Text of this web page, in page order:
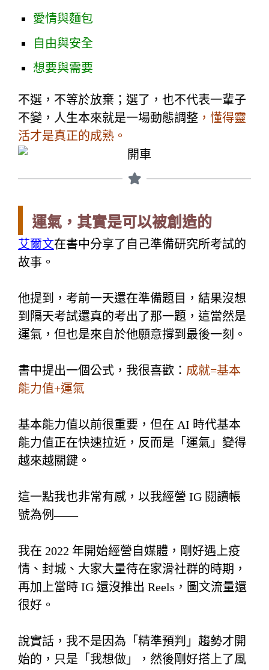
愛情與麵包
自由與安全
想要與需要
不選，不等於放棄；選了，也不代表一輩子
不變， 人生本來就是一場動態調整 ，懂得靈
活才是真正的成熟。
運氣，其實是可以被創造的
艾爾文在書中分享了自己準備研究所考試的
故事。
他提到，考前一天還在準備題目， 結果沒想
到隔天考試還真的考出了那一題， 這當然是
運氣，但也是來自於他願意撐到最後一刻。
書中提出一個公式，我很喜歡： 成就=基本
能力值+運氣
基本能力值以前很重要，但在 AI 時代基本
能力值正在快速拉近， 反而是「運氣」變得
越來越關鍵。
這一點我也非常有感，以我經營 IG 閱讀帳
號為例——
我在 2022 年開始經營自媒體，剛好遇上疫
情、封城、大家大量待在家滑社群的時期，
再加上當時 IG 還沒推出 Reels，圖文流量還
很好。
說實話，我不是因為「精準預判」趨勢才開
始的， 只是「我想做」，然後剛好搭上了風